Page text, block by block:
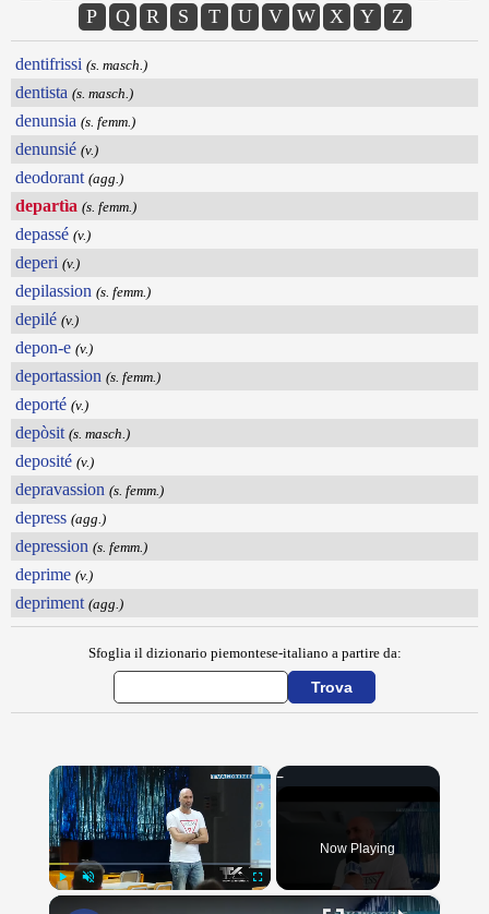
P
Q R S T U V W X Y Z
dentifrissi (s. masch.)
dentista (s. masch.)
denunsia (s. femm.)
denunsié (v.)
deodorant (agg.)
departìa (s. femm.)
depassé (v.)
deperi (v.)
depilassion (s. femm.)
depilé (v.)
depon-e (v.)
deportassion (s. femm.)
deporté (v.)
depòsit (s. masch.)
deposité (v.)
depravassion (s. femm.)
depress (agg.)
depression (s. femm.)
deprime (v.)
depriment (agg.)
Sfoglia il dizionario piemontese-italiano a partire da:
×
Now Playing
×